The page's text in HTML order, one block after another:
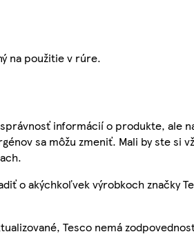
na použitie v rúre.
informácií o produkte, ale
sa môžu zmeniť. Mali by ste
o akýchkoľvek výrobkoch značky
Tesco nemá